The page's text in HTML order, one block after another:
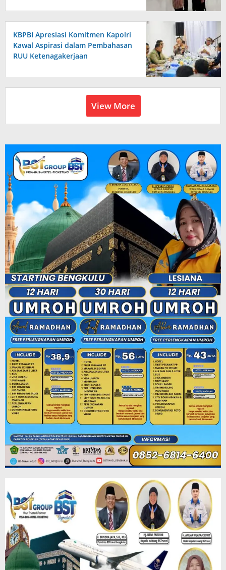
KBPBI Apresiasi Komitmen Kapolri
Kawal Aspirasi dalam Pembahasan
RUU Ketenagakerjaan
View More